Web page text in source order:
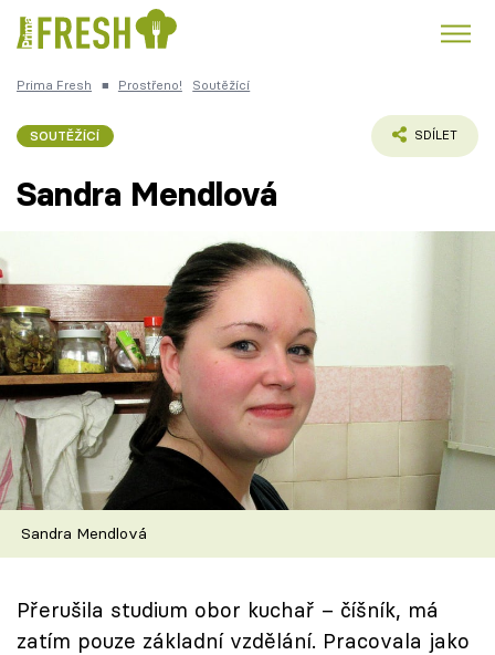
Česká kuchyně
Témata
Recepty
Články
TV Program
Škola vaření
Speciál: Cuketa
Prima Fresh ■ Prostřeno! Soutěžící
SOUTĚŽÍCÍ SDÍLET
Sandra Mendlová
Sandra Mendlová
Přerušila studium obor kuchař – číšník, má
zatím pouze základní vzdělání. Pracovala jako